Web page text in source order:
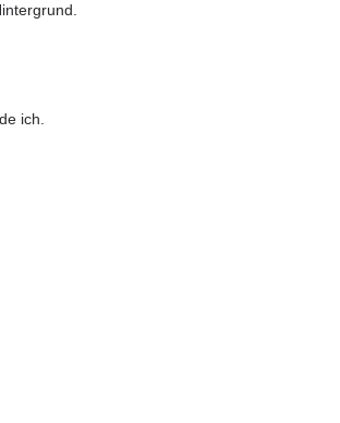
ich.